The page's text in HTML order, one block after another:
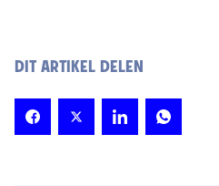
DIT ARTIKEL DELEN